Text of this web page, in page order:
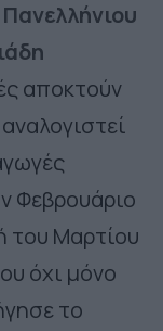
αποκτούν
Φεβρουάριο
του Μαρτίου
όχι μόνο
το